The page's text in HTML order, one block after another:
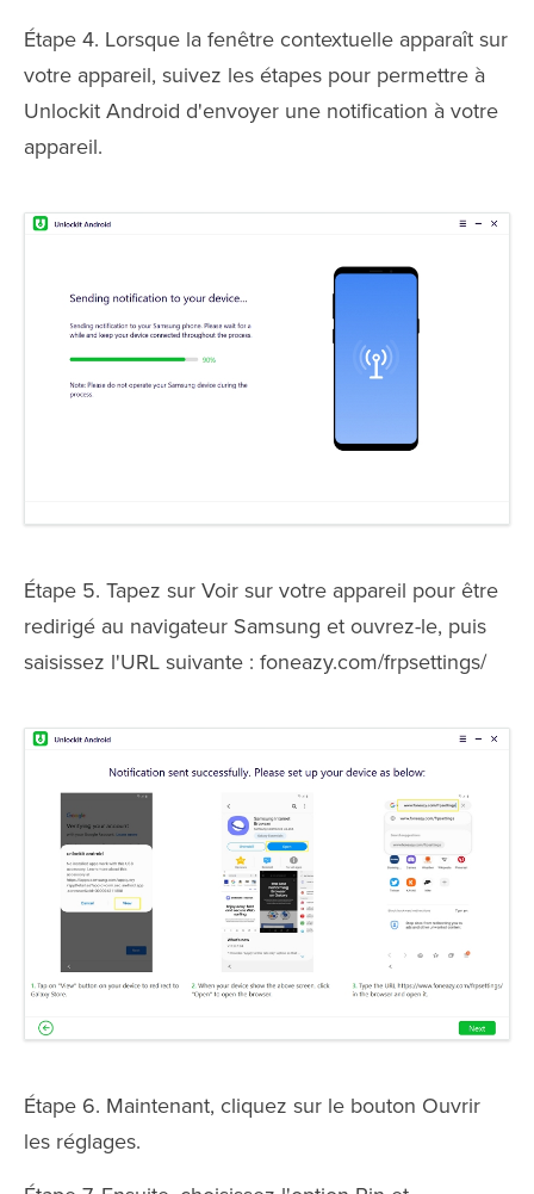
Étape 4. Lorsque la fenêtre contextuelle apparaît sur
votre appareil, suivez les étapes pour permettre à
Unlockit Android d'envoyer une notification à votre
appareil.
Étape 5. Tapez sur Voir sur votre appareil pour être
redirigé au navigateur Samsung et ouvrez-le, puis
saisissez l'URL suivante : foneazy.com/frpsettings/
Étape 6. Maintenant, cliquez sur le bouton Ouvrir
les réglages.